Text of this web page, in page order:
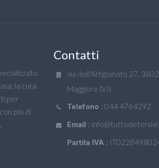
la cura
per
più di
Contatti
via dell'Artigianato 27,
Maggiore (VI)
Telefono : 044 4764292
Email :
Partita IVA :